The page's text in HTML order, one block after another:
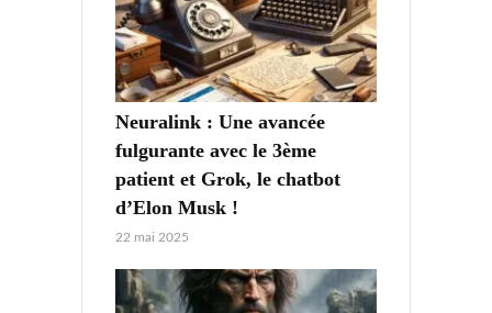
Neuralink : Une avancée
fulgurante avec le 3ème
patient et Grok, le chatbot
d’Elon Musk !
22 mai 2025